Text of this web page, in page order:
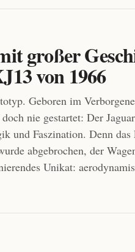
großer
von 1966
Geboren im
nie gestartet: Der
und Faszination. Denn
abgebrochen, der
Unikat: